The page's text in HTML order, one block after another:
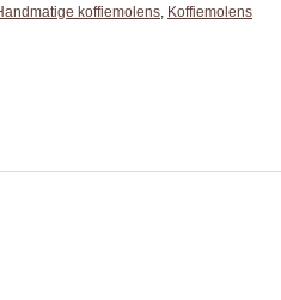
koffiemolens, Koffiemolens